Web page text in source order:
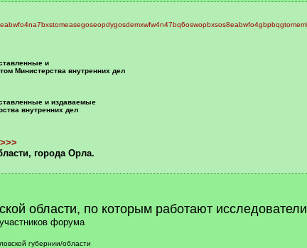
и
Министерства внутренних дел
и издаваемые
внутренних дел
города Орла.
области, по которым работают исследователи
форума
губернии/области